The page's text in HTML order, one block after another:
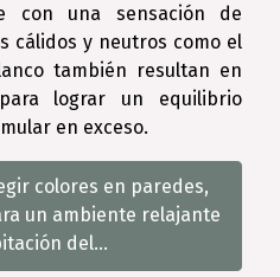
con una sensación de
cálidos y neutros como el
también resultan en
lograr un equilibrio
en exceso.
colores en paredes,
un ambiente relajante
del...